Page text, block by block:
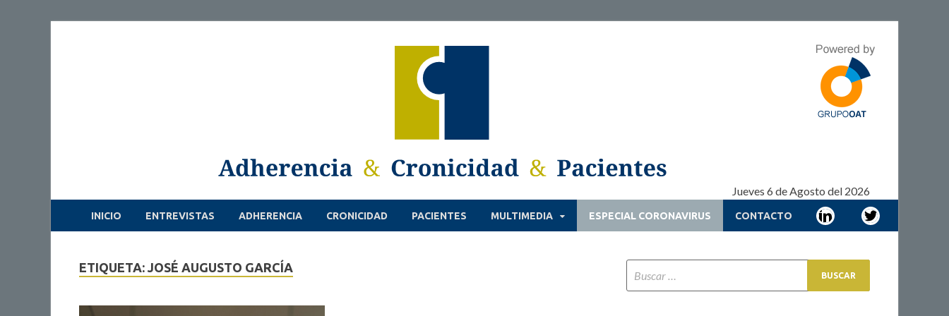
Adherencia –
Cronicidad –
Adherencia – Cronicidad – Pacientes
Jueves 6 de Agosto del 2026
INICIO ENTREVISTAS ADHERENCIA CRONICIDAD PACIENTES MULTIMEDIA ESPECIAL CORONAVIRUS CONTACTO
ETIQUETA: JOSÉ AUGUSTO GARCÍA